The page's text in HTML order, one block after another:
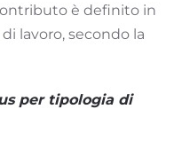
è definito in
lavoro, secondo la
per tipologia di